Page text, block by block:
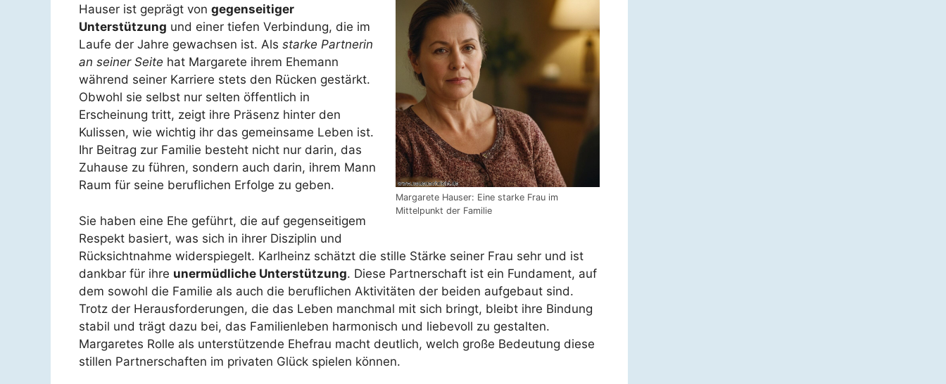
Margarete Hauser: Eine starke Frau im
Mittelpunkt der Familie
Hauser ist geprägt von gegenseitiger
Unterstützung und einer tiefen Verbindung, die im
Laufe der Jahre gewachsen ist. Als starke Partnerin
an seiner Seite hat Margarete ihrem Ehemann
während seiner Karriere stets den Rücken gestärkt.
Obwohl sie selbst nur selten öffentlich in
Erscheinung tritt, zeigt ihre Präsenz hinter den
Kulissen, wie wichtig ihr das gemeinsame Leben ist.
Ihr Beitrag zur Familie besteht nicht nur darin, das
Zuhause zu führen, sondern auch darin, ihrem Mann
Raum für seine beruflichen Erfolge zu geben.
Sie haben eine Ehe geführt, die auf gegenseitigem
Respekt basiert, was sich in ihrer Disziplin und
Rücksichtnahme widerspiegelt. Karlheinz schätzt die stille Stärke seiner Frau sehr und ist
dankbar für ihre unermüdliche Unterstützung. Diese Partnerschaft ist ein Fundament, auf
dem sowohl die Familie als auch die beruflichen Aktivitäten der beiden aufgebaut sind.
Trotz der Herausforderungen, die das Leben manchmal mit sich bringt, bleibt ihre Bindung
stabil und trägt dazu bei, das Familienleben harmonisch und liebevoll zu gestalten.
Margaretes Rolle als unterstützende Ehefrau macht deutlich, welch große Bedeutung diese
stillen Partnerschaften im privaten Glück spielen können.